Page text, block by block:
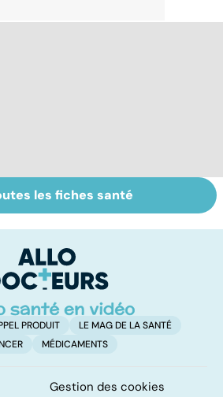
Dérèglement
hormonal : et si
surrénales ?
les fiches santé
PRODUIT
LE MAG DE LA SANTÉ
MÉDICAMENTS
Gestion des cookies